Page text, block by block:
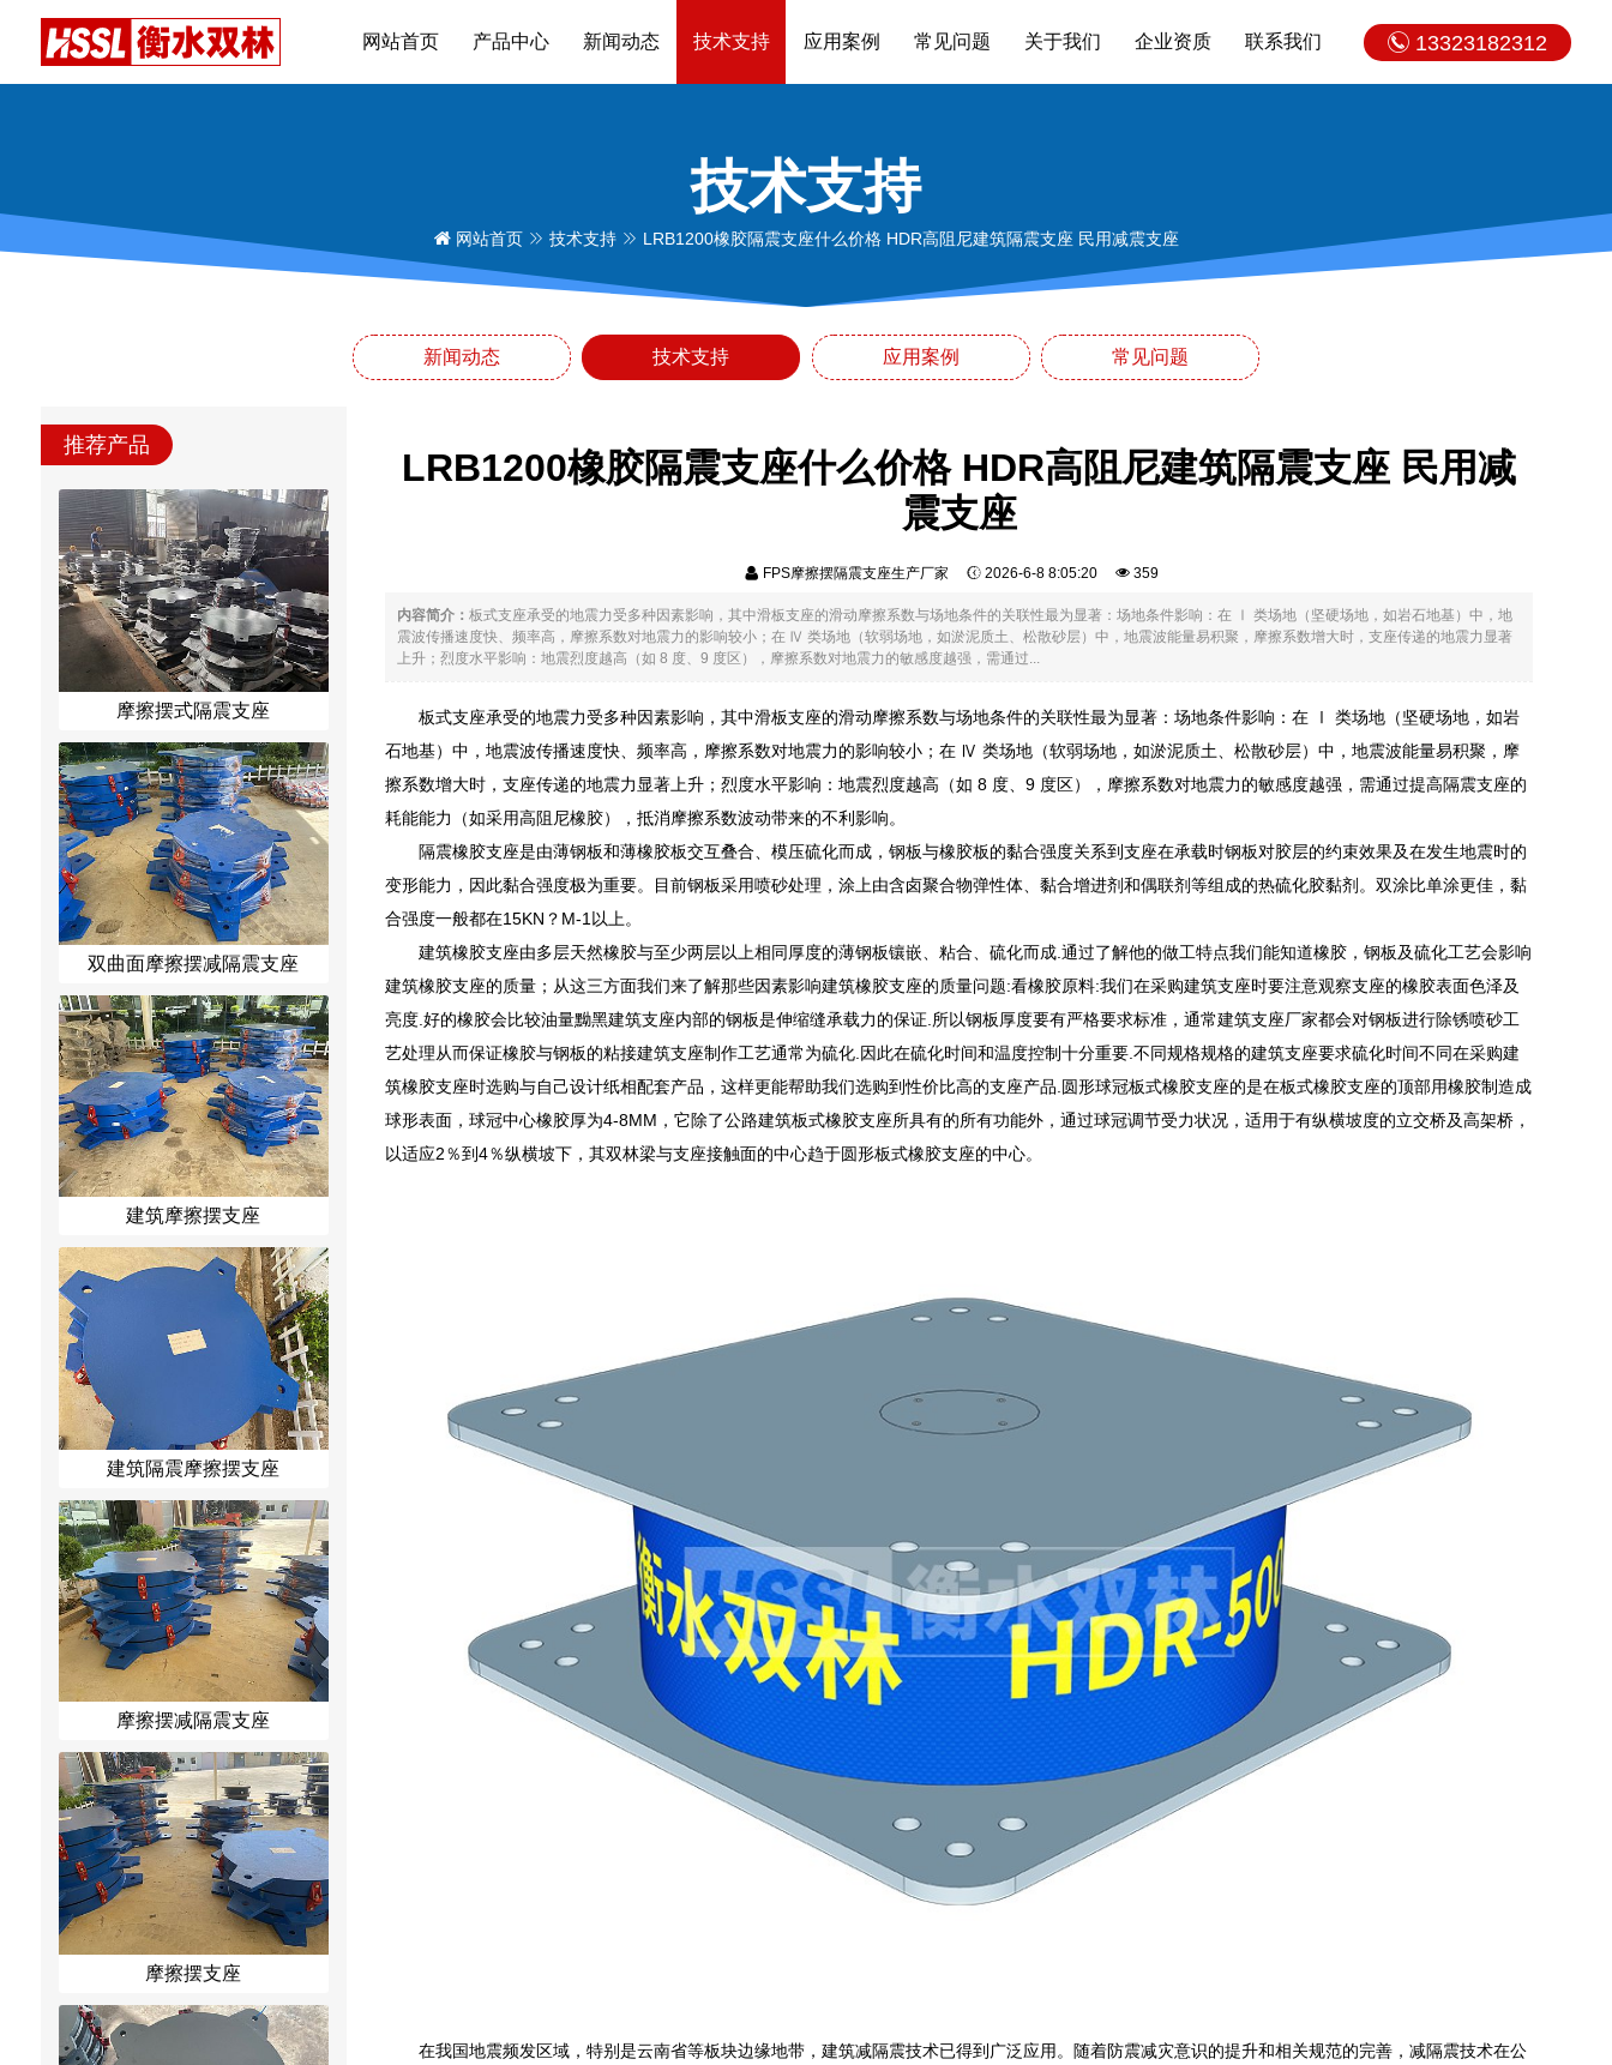
13323182312
网站首页 产品中心 新闻动态 技术支持 应用案例 常见问题 关于我们 企业资质 联系我们
技术支持
网站首页 技术支持 LRB1200橡胶隔震支座什么价格 HDR高阻尼建筑隔震支座 民用减震支座
新闻动态 技术支持 应用案例 常见问题
推荐产品
摩擦摆式隔震支座
双曲面摩擦摆减隔震支座
建筑摩擦摆支座
建筑隔震摩擦摆支座
摩擦摆减隔震支座
摩擦摆支座
LRB1200橡胶隔震支座什么价格 HDR高阻尼建筑隔震支座 民用减
震支座
FPS摩擦摆隔震支座生产厂家 2026-6-8 8:05:20 359
内容简介： 板式支座承受的地震力受多种因素影响，其中滑板支座的滑动摩擦系数与场地条件的关联性最为显著：场地条件影响：在 Ⅰ 类场地（坚硬场地，如岩石地基）中，地
震波传播速度快、频率高，摩擦系数对地震力的影响较小；在 Ⅳ 类场地（软弱场地，如淤泥质土、松散砂层）中，地震波能量易积聚，摩擦系数增大时，支座传递的地震力显著
上升；烈度水平影响：地震烈度越高（如 8 度、9 度区），摩擦系数对地震力的敏感度越强，需通过...
板式支座承受的地震力受多种因素影响，其中滑板支座的滑动摩擦系数与场地条件的关联性最为显著：场地条件影响：在 Ⅰ 类场地（坚硬场地，如岩
石地基）中，地震波传播速度快、频率高，摩擦系数对地震力的影响较小；在 Ⅳ 类场地（软弱场地，如淤泥质土、松散砂层）中，地震波能量易积聚，摩
擦系数增大时，支座传递的地震力显著上升；烈度水平影响：地震烈度越高（如 8 度、9 度区），摩擦系数对地震力的敏感度越强，需通过提高隔震支座的
耗能能力（如采用高阻尼橡胶），抵消摩擦系数波动带来的不利影响。
隔震橡胶支座是由薄钢板和薄橡胶板交互叠合、模压硫化而成，钢板与橡胶板的黏合强度关系到支座在承载时钢板对胶层的约束效果及在发生地震时的
变形能力，因此黏合强度极为重要。目前钢板采用喷砂处理，涂上由含卤聚合物弹性体、黏合增进剂和偶联剂等组成的热硫化胶黏剂。双涂比单涂更佳，黏
合强度一般都在15KN？M-1以上。
建筑橡胶支座由多层天然橡胶与至少两层以上相同厚度的薄钢板镶嵌、粘合、硫化而成.通过了解他的做工特点我们能知道橡胶，钢板及硫化工艺会影响
建筑橡胶支座的质量；从这三方面我们来了解那些因素影响建筑橡胶支座的质量问题:看橡胶原料:我们在采购建筑支座时要注意观察支座的橡胶表面色泽及
亮度.好的橡胶会比较油量黝黑建筑支座内部的钢板是伸缩缝承载力的保证.所以钢板厚度要有严格要求标准，通常建筑支座厂家都会对钢板进行除锈喷砂工
艺处理从而保证橡胶与钢板的粘接建筑支座制作工艺通常为硫化.因此在硫化时间和温度控制十分重要.不同规格规格的建筑支座要求硫化时间不同在采购建
筑橡胶支座时选购与自己设计纸相配套产品，这样更能帮助我们选购到性价比高的支座产品.圆形球冠板式橡胶支座的是在板式橡胶支座的顶部用橡胶制造成
球形表面，球冠中心橡胶厚为4-8MM，它除了公路建筑板式橡胶支座所具有的所有功能外，通过球冠调节受力状况，适用于有纵横坡度的立交桥及高架桥，
以适应2％到4％纵横坡下，其双林梁与支座接触面的中心趋于圆形板式橡胶支座的中心。
在我国地震频发区域，特别是云南省等板块边缘地带，建筑减隔震技术已得到广泛应用。随着防震减灾意识的提升和相关规范的完善，减隔震技术在公